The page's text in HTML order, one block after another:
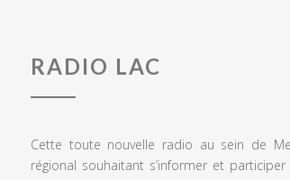
RADIO LAC
Cette toute nouvelle radio au sein de
régional souhaitant s’informer et